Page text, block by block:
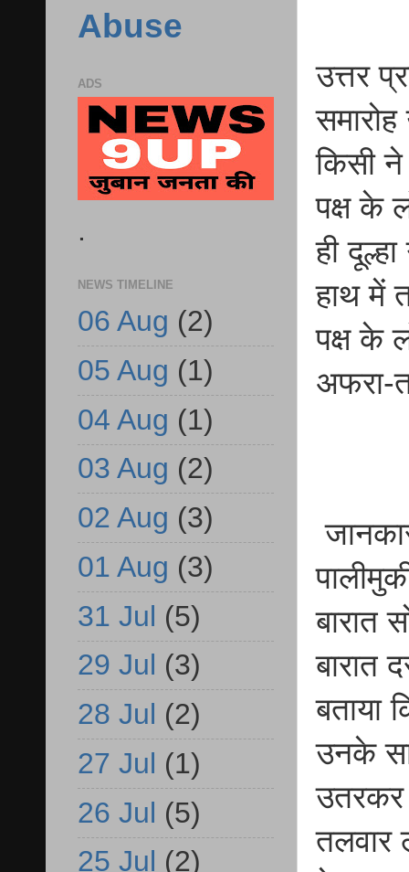
उत्तर
किसी
पक्ष के
ही
हाथ में
पक्ष के
अफरा-
बारात
बारात
बताया
उनके
उतरकर
तलवार
Abuse
ADS
.
NEWS TIMELINE
06 Aug (2)
05 Aug (1)
04 Aug (1)
03 Aug (2)
02 Aug (3)
01 Aug (3)
31 Jul (5)
29 Jul (3)
28 Jul (2)
27 Jul (1)
26 Jul (5)
25 Jul (2)